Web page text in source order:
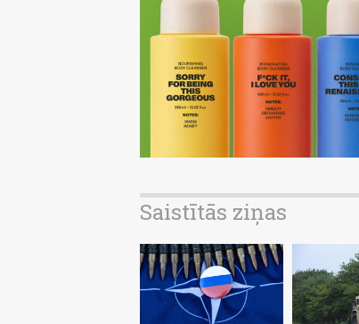
Saistītās ziņas